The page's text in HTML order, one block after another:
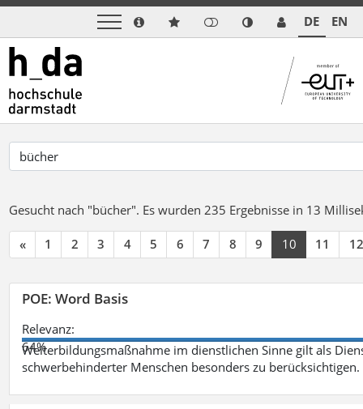
DE EN
Gesucht nach "bücher". Es wurden 235 Ergebnisse in 13
« 1 2 3 4 5 6 7 8 9 10 11 12
POE: Word Basis
Relevanz:
64%
Weiterbildungsmaßnahme im dienstlichen Sinne gilt als
schwerbehinderter Menschen besonders zu berücksichtigen.